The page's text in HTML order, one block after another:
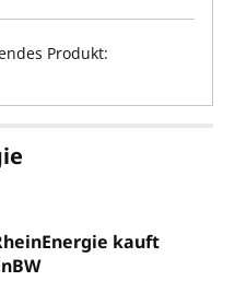
Produkt:
kauft